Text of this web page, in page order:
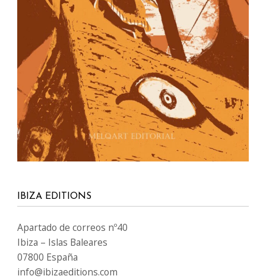
IBIZA EDITIONS
Apartado de correos nº40
Ibiza – Islas Baleares
07800 España
info@ibizaeditions.com